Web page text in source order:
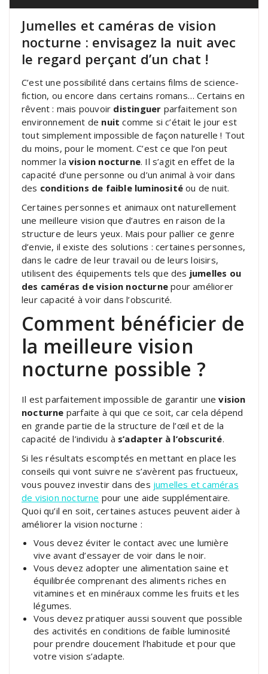
Jumelles et caméras de vision
nocturne : envisagez la nuit avec
le regard perçant d’un chat !
C’est une possibilité dans certains films de science-
fiction, ou encore dans certains romans… Certains en
rêvent : mais pouvoir distinguer parfaitement son
environnement de nuit comme si c’était le jour est
tout simplement impossible de façon naturelle ! Tout
du moins, pour le moment. C’est ce que l’on peut
nommer la vision nocturne. Il s’agit en effet de la
capacité d’une personne ou d’un animal à voir dans
des conditions de faible luminosité ou de nuit.
Certaines personnes et animaux ont naturellement
une meilleure vision que d’autres en raison de la
structure de leurs yeux. Mais pour pallier ce genre
d’envie, il existe des solutions : certaines personnes,
dans le cadre de leur travail ou de leurs loisirs,
utilisent des équipements tels que des jumelles ou
des caméras de vision nocturne pour améliorer
leur capacité à voir dans l’obscurité.
Comment bénéficier de
la meilleure vision
nocturne possible ?
Il est parfaitement impossible de garantir unevision
nocturne parfaite à qui que ce soit, car cela dépend
en grande partie de la structure de l’œil et de la
capacité de l’individu à s’adapter à l’obscurité.
Si les résultats escomptés en mettant en place les
conseils qui vont suivre ne s’avèrent pas fructueux,
vous pouvez investir dans des jumelles et caméras
de vision nocturne pour une aide supplémentaire.
Quoi qu’il en soit, certaines astuces peuvent aider à
améliorer la vision nocturne :
Vous devez éviter le contact avec une lumière
vive avant d’essayer de voir dans le noir.
Vous devez adopter une alimentation saine et
équilibrée comprenant des aliments riches en
vitamines et en minéraux comme les fruits et les
légumes.
Vous devez pratiquer aussi souvent que possible
des activités en conditions de faible luminosité
pour prendre doucement l’habitude et pour que
votre vision s’adapte.